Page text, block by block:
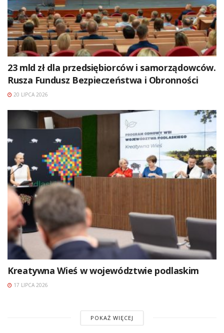
23 mld zł dla przedsiębiorców i samorządowców.
Rusza Fundusz Bezpieczeństwa i Obronności
20 LIPCA 2026
Kreatywna Wieś w województwie podlaskim
17 LIPCA 2026
POKAŻ WIĘCEJ